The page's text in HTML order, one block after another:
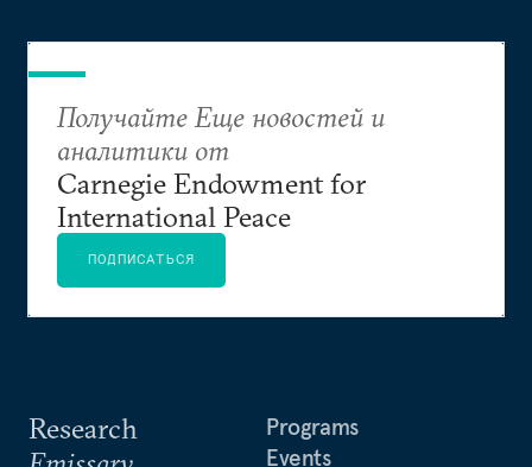
Research
Programs
Events
Получайте Еще новостей и
аналитики от
Carnegie Endowment for
International Peace
ПОДПИСАТЬСЯ